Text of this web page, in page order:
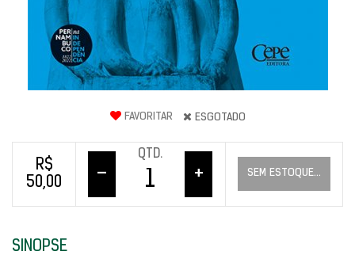
FAVORITAR ESGOTADO
R$
50,00
–
QTD.
+ SEM ESTOQUE...
SINOPSE